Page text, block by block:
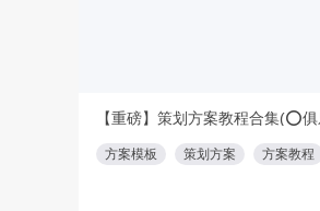
方案模板 策划方案 方案教程